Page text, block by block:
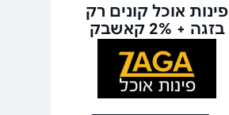
פינות אוכל קונים רק
בזגה + 2% קאשבק